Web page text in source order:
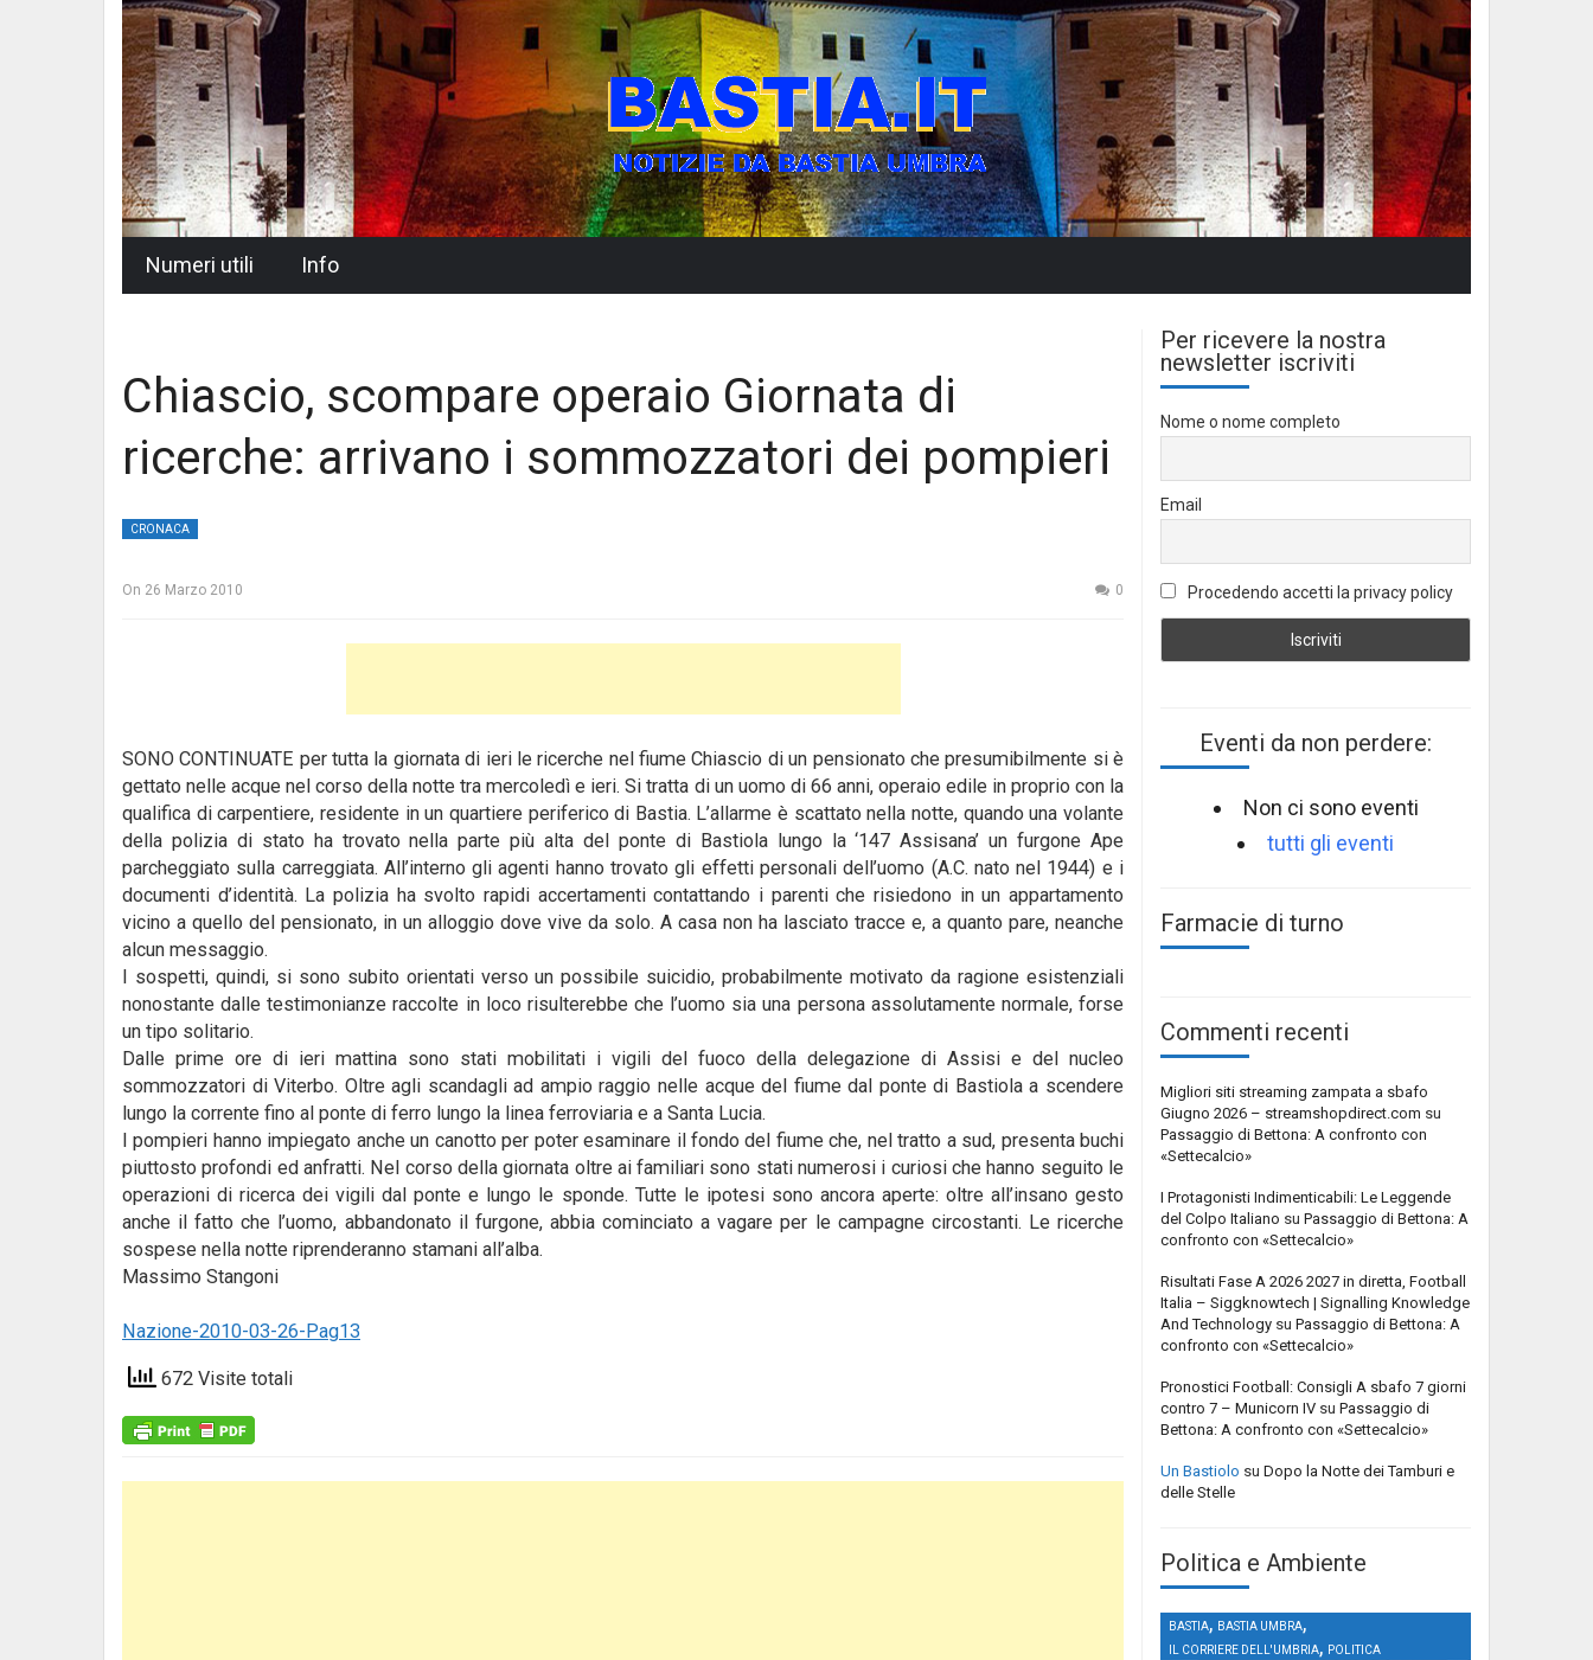
Numeri utili Info
Chiascio, scompare operaio Giornata di
ricerche: arrivano i sommozzatori dei pompieri
CRONACA
On 26 Marzo 2010 0
SONO CONTINUATE per tutta la giornata di ieri le ricerche nel fiume Chiascio di un pensionato che presumibilmente si è
gettato nelle acque nel corso della notte tra mercoledì e ieri. Si tratta di un uomo di 66 anni, operaio edile in proprio con la
qualifica di carpentiere, residente in un quartiere periferico di Bastia. L’allarme è scattato nella notte, quando una volante
della polizia di stato ha trovato nella parte più alta del ponte di Bastiola lungo la ‘147 Assisana’ un furgone Ape
parcheggiato sulla carreggiata. All’interno gli agenti hanno trovato gli effetti personali dell’uomo (A.C. nato nel 1944) e i
documenti d’identità. La polizia ha svolto rapidi accertamenti contattando i parenti che risiedono in un appartamento
vicino a quello del pensionato, in un alloggio dove vive da solo. A casa non ha lasciato tracce e, a quanto pare, neanche
alcun messaggio.
I sospetti, quindi, si sono subito orientati verso un possibile suicidio, probabilmente motivato da ragione esistenziali
nonostante dalle testimonianze raccolte in loco risulterebbe che l’uomo sia una persona assolutamente normale, forse
un tipo solitario.
Dalle prime ore di ieri mattina sono stati mobilitati i vigili del fuoco della delegazione di Assisi e del nucleo
sommozzatori di Viterbo. Oltre agli scandagli ad ampio raggio nelle acque del fiume dal ponte di Bastiola a scendere
lungo la corrente fino al ponte di ferro lungo la linea ferroviaria e a Santa Lucia.
I pompieri hanno impiegato anche un canotto per poter esaminare il fondo del fiume che, nel tratto a sud, presenta buchi
piuttosto profondi ed anfratti. Nel corso della giornata oltre ai familiari sono stati numerosi i curiosi che hanno seguito le
operazioni di ricerca dei vigili dal ponte e lungo le sponde. Tutte le ipotesi sono ancora aperte: oltre all’insano gesto
anche il fatto che l’uomo, abbandonato il furgone, abbia cominciato a vagare per le campagne circostanti. Le ricerche
sospese nella notte riprenderanno stamani all’alba.
Massimo Stangoni
Nazione-2010-03-26-Pag13
672 Visite totali
Per ricevere la nostra
newsletter iscriviti
Nome o nome completo
Email
Procedendo accetti la privacy policy
Eventi da non perdere:
Non ci sono eventi
tutti gli eventi
Farmacie di turno
Commenti recenti
Migliori siti streaming zampata a sbafo
Giugno 2026 – streamshopdirect.com su
Passaggio di Bettona: A confronto con
«Settecalcio»
I Protagonisti Indimenticabili: Le Leggende
del Colpo Italiano su Passaggio di Bettona: A
confronto con «Settecalcio»
Risultati Fase A 2026 2027 in diretta, Football
Italia – Siggknowtech | Signalling Knowledge
And Technology su Passaggio di Bettona: A
confronto con «Settecalcio»
Pronostici Football: Consigli A sbafo 7 giorni
contro 7 – Municorn IV su Passaggio di
Bettona: A confronto con «Settecalcio»
Un Bastiolo su Dopo la Notte dei Tamburi e
delle Stelle
Politica e Ambiente
BASTIA, BASTIA UMBRA,
IL CORRIERE DELL'UMBRIA, POLITICA